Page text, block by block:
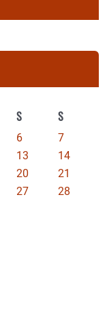
S S
6
7
13
14
20
21
27
28